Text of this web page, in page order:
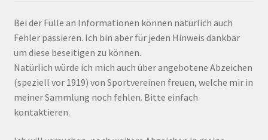
Bei der Fülle an Informationen können natürlich auch
Fehler passieren. Ich bin aber für jeden Hinweis dankbar
um diese beseitigen zu können.
Natürlich würde ich mich auch über angebotene Abzeichen
(speziell vor 1919) von Sportvereinen freuen, welche mir in
meiner Sammlung noch fehlen. Bitte einfach
kontaktieren.